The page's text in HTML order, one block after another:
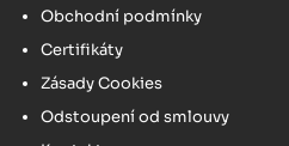
Obchodní podmínky
Certifikáty
Zásady Cookies
Odstoupení od smlouvy